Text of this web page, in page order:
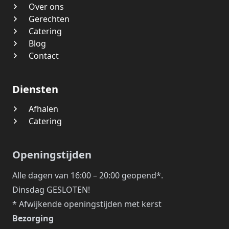
Over ons
Gerechten
Catering
Blog
Contact
Diensten
Afhalen
Catering
Openingstijden
Alle dagen van 16:00 – 20:00 geopend*.
Dinsdag GESLOTEN!
* Afwijkende openingstijden met kerst
Bezorging